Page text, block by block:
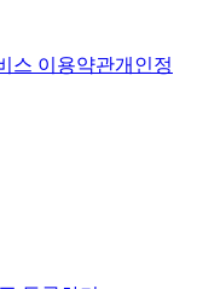
스 이용약관개인정